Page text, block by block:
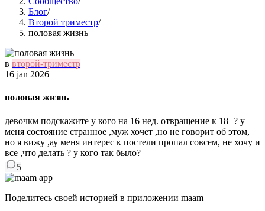
Блог/
Второй триместр/
половая жизнь
в второй-триместр
16 jan 2026
половая жизнь
девочкм подскажите у кого на 16 нед. отвращение к 18+? у
меня состояние странное ,муж хочет ,но не говорит об этом,
но я вижу ,ау меня интерес к постели пропал совсем, не хочу и
все ,что делать ? у кого так было?
5
Поделитесь своей историей в приложении maam